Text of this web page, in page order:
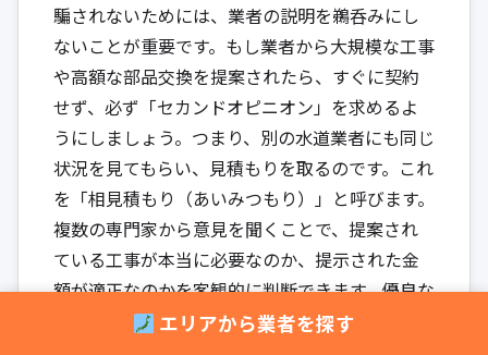
騙されないためには、業者の説明を鵜呑みにし
ないことが重要です。もし業者から大規模な工事
や高額な部品交換を提案されたら、すぐに契約
せず、必ず「セカンドオピニオン」を求めるよ
うにしましょう。つまり、別の水道業者にも同じ
状況を見てもらい、見積もりを取るのです。これ
を「相見積もり（あいみつもり）」と呼びます。
複数の専門家から意見を聞くことで、提案され
ている工事が本当に必要なのか、提示された金
額が適正なのかを客観的に判断できます。優良な
業者であれば、相見積もりをしたいと伝えても嫌
エリアから業者を探す